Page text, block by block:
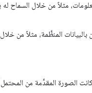
مثلاً من خلال السماح
المنظَّمة، مثلاً من
الصورة المقدَّمة من